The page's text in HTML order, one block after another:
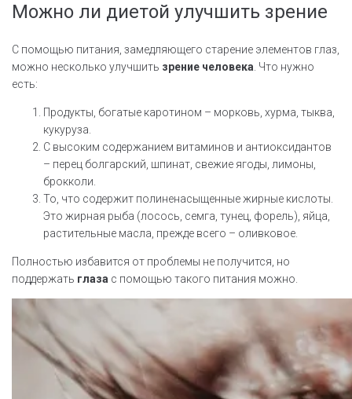
Можно ли диетой улучшить зрение
С помощью питания, замедляющего старение элементов глаз,
можно несколько улучшить зрение человека . Что нужно
есть:
Продукты, богатые каротином – морковь, хурма, тыква,
кукуруза.
С высоким содержанием витаминов и антиоксидантов
– перец болгарский, шпинат, свежие ягоды, лимоны,
брокколи.
То, что содержит полиненасыщенные жирные кислоты.
Это жирная рыба (лосось, семга, тунец, форель), яйца,
растительные масла, прежде всего – оливковое.
Полностью избавится от проблемы не получится, но
поддержать глаза с помощью такого питания можно.